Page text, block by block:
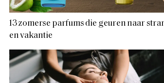
13 zomerse parfums die geuren naar
en vakantie